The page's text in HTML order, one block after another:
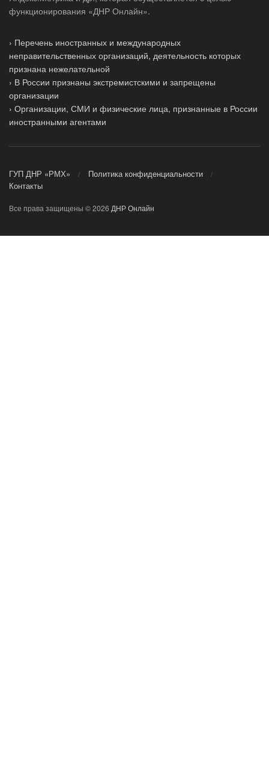
функционирования «ДНР Онлайн».
› Перечень иностранных и международных
неправительственных организаций, деятельность которых
признана нежелательной
› В России признаны экстремистскими и запрещены
организации
› Организации, СМИ и физические лица, признанные в России
иностранными агентами
ГУП ДНР «РМХ»
Политика конфиденциальности
Контакты
Все права защищены © 2026 ДНР Онлайн